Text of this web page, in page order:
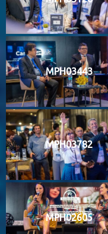
MPH03443
MPH03782
MPH02605